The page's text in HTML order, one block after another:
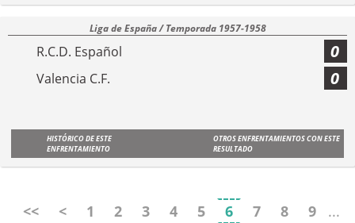
Liga de España / Temporada 1957-1958
R.C.D. Español 0
Valencia C.F. 0
HISTÓRICO DE ESTE
ENFRENTAMIENTO
OTROS ENFRENTAMIENTOS CON ESTE
RESULTADO
<< < 1 2 3 4 5 6 7 8 9
...